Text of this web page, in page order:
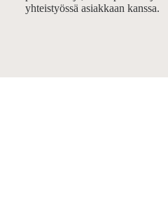
yhteistyössä asiakkaan kanssa.